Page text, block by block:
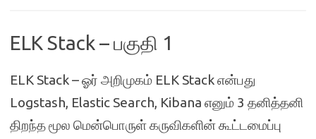
ELK Stack – பகுதி 1
ELK Stack – ஓர் அறிமுகம் ELK Stack என்பது
Logstash, Elastic Search, Kibana எனும் 3 தனித்தனி
திறந்த மூல மென்பொருள் கருவிகளின் கூட்டமைப்பு